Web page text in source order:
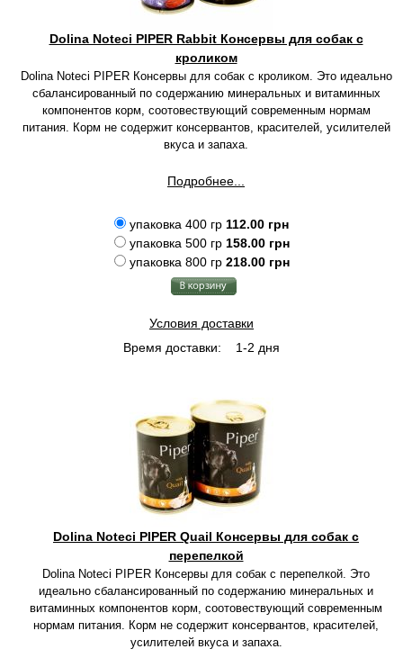
Dolina Noteci PIPER Rabbit Консервы для собак с
кроликом
Dolina Noteci PIPER Консервы для собак с кроликом. Это идеально
сбалансированный по содержанию минеральных и витаминных
компонентов корм, соотовествующий современным нормам
питания. Корм не содержит консервантов, красителей, усилителей
вкуса и запаха.
Подробнее...
упаковка 400 гр 112.00 грн
упаковка 500 гр 158.00 грн
упаковка 800 гр 218.00 грн
Условия доставки
Время доставки:
1-2 дня
Dolina Noteci PIPER Quail Консервы для собак с
перепелкой
Dolina Noteci PIPER Консервы для собак с перепелкой. Это
идеально сбалансированный по содержанию минеральных и
витаминных компонентов корм, соотовествующий современным
нормам питания. Корм не содержит консервантов, красителей,
усилителей вкуса и запаха.